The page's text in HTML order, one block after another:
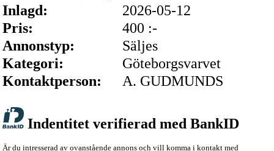
Inlagd:
2026-05-12
Pris:
400 :-
Annonstyp:
Säljes
Kategori:
Göteborgsvarvet
Kontaktperson:
A. GUDMUNDS
Indentitet verifierad med BankID
Är du intresserad av ovanstående annons och vill komma i kontakt med